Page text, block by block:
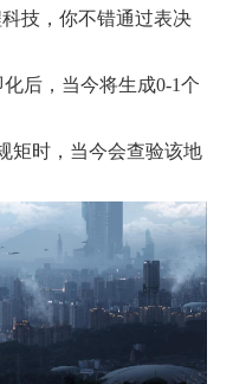
技，你不错通过表决
后，当今将生成0-1个
矩时，当今会查验该地